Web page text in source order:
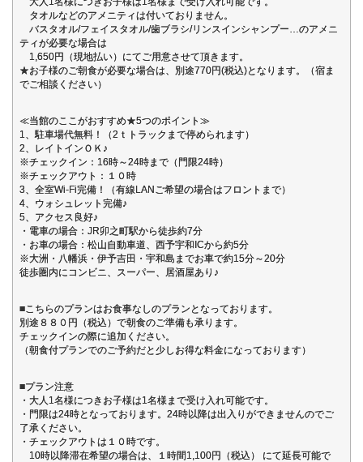
タオルなどのアメニティは付いておりません。
バスタオル/フェイスタオル/歯ブラシ/リンスインシャンプー…のアメニ
ティが必要な場合は
1,650円（現地払い）にてご用意させて頂きます。
★お子様のご朝食が必要な場合は、別途770円(税込)となります。（宿ま
でご相談ください）
≪当館のここがおすすめ★5つのポイント≫
1、駐車場代無料！（2ｔトラックまで停められます）
2、レイトインＯＫ♪
※チェックイン：16時～24時まで（門限24時）
※チェックアウト：１０時
3、全室Wi-Fi完備！（有線LANご希望の場合はフロントまで）
4、ウォシュレット完備♪
5、アクセス良好♪
・電車の場合：JR卯之町駅から徒歩約7分
・お車の場合：松山自動車道、西予宇和ICから約5分
※大洲・八幡浜・伊予吉田・宇和島までお車で約15分～20分
徒歩圏内にコンビニ、スーパー、居酒屋あり♪
■こちらのプランはお食事なしのプランとなっております。
別途８８０円（税込）で朝食のご準備も承ります。
チェックインの際に追加ください。
（朝食付プランでのご予約だと少しお得な料金になっております）
■プラン注意
・大人1名様につきお子様は1名様まで受け入れ可能です。
・門限は24時となっております。24時以降は出入りができませんのでご
了承ください。
・チェックアウトは１０時です。
10時以降滞在希望の場合は、１時間1,100円（税込） にて延長可能で